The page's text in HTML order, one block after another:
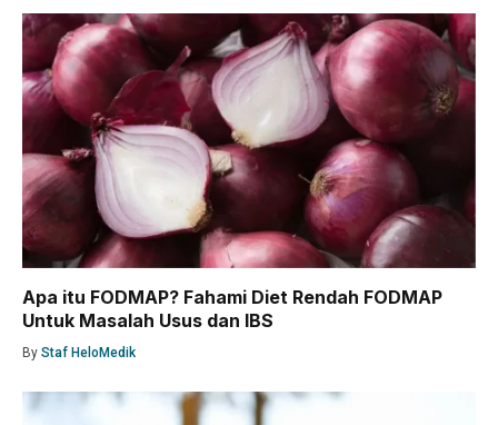
Apa itu FODMAP? Fahami Diet Rendah FODMAP
Untuk Masalah Usus dan IBS
By Staf HeloMedik